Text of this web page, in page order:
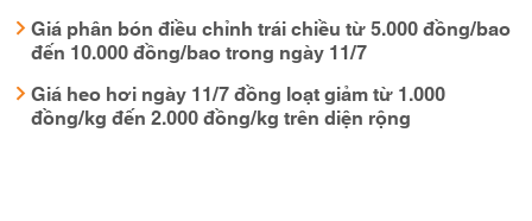
Giá phân bón điều chỉnh trái chiều từ 5.000 đồng/bao
đến 10.000 đồng/bao trong ngày 11/7
Giá heo hơi ngày 11/7 đồng loạt giảm từ 1.000
đồng/kg đến 2.000 đồng/kg trên diện rộng